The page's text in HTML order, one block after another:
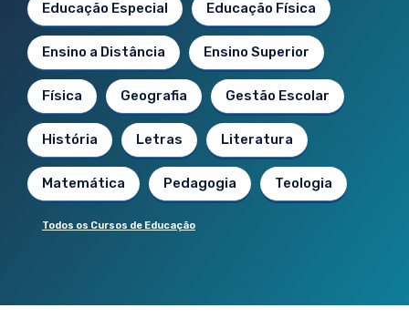
Educação Especial Educação Física
Ensino a Distância Ensino Superior
Física Geografia Gestão Escolar
História Letras Literatura
Matemática Pedagogia Teologia
Todos os Cursos de Educação